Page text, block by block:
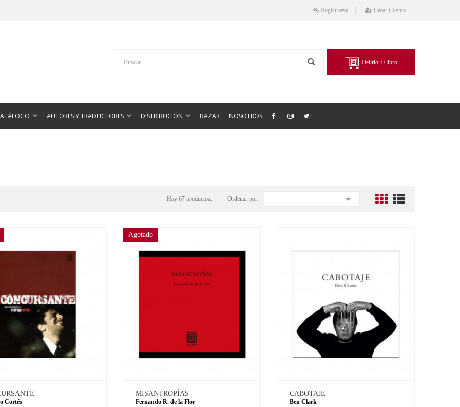
Registrarse Crear Cuenta
Delirio: 0 libro
AUTORES Y TRADUCTORES DISTRIBUCIÓN BAZAR NOSOTROS F I T
Hay 67 productos. Ordenar por: 
Cortés
Agotado
MISANTROPÍAS
Fernando R. de la Flor
CABOTAJE
Ben Clark